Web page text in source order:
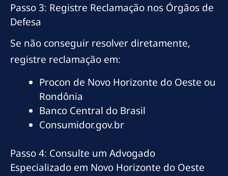
Passo 3: Registre Reclamação nos Órgãos de
Defesa
Se não conseguir resolver diretamente,
registre reclamação em:
Procon de Novo Horizonte do Oeste ou
Rondônia
Banco Central do Brasil
Consumidor.gov.br
Passo 4: Consulte um Advogado
Especializado em Novo Horizonte do Oeste